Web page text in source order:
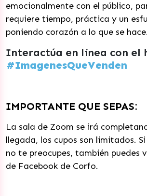
emocionalmente con el público,
requiere tiempo, práctica y un
poniendo corazón a lo que se hace.
Interactúa en línea con el
#ImagenesQueVenden
IMPORTANTE QUE SEPAS:
La sala de Zoom se irá
llegada, los cupos son limitados.
no te preocupes, también puedes
de Facebook de Corfo.